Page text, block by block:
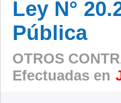
Ley N°
Pública
OTROS
Efectuadas en